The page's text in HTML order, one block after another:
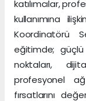
katılımcılar,
kullanımına
Koordinatörü
eğitimde;
noktaları,
profesyonel
fırsatlarını